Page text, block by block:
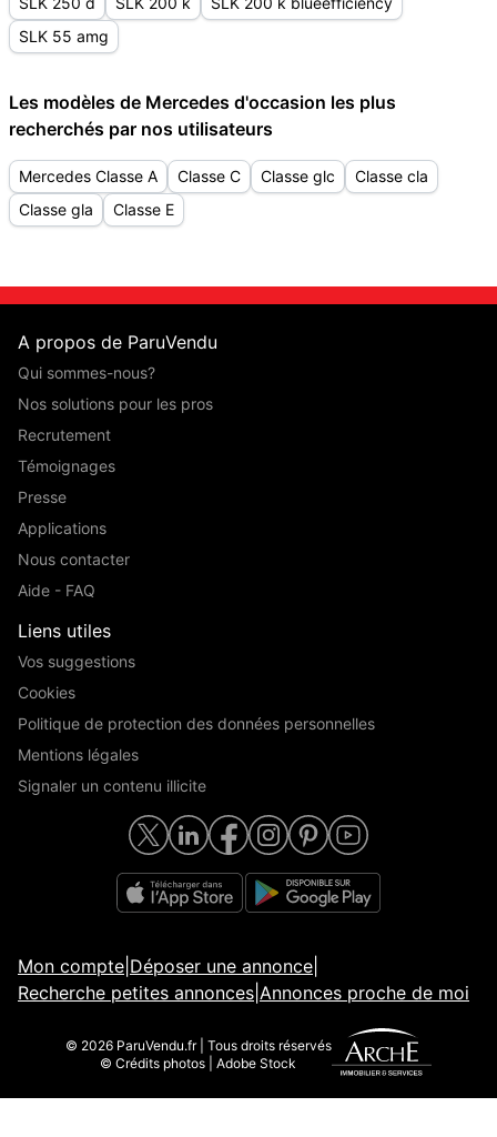
SLK 55 amg
Les modèles de Mercedes d'occasion les plus
recherchés par nos utilisateurs
Mercedes Classe A Classe C Classe glc
Classe cla
Classe gla
Classe E
A propos de ParuVendu
Qui sommes-nous?
Nos solutions pour les pros
Recrutement
Témoignages
Presse
Applications
Nous contacter
Aide - FAQ
Liens utiles
Vos suggestions
Cookies
Politique de protection des données personnelles
Mentions légales
Signaler un contenu illicite
Mon compte Déposer une annonce
Recherche petites annonces Annonces proche de moi
© 2026 ParuVendu.fr | Tous droits réservés
© Crédits photos | Adobe Stock